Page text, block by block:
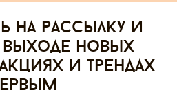
на рассылку и
выходе новых
и трендах